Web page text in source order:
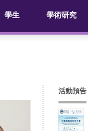
學生 學術研究
活動預告